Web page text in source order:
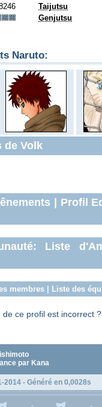
Taijutsu
Genjutsu
Naruto:
de Volk
Profil
Liste
membres| Liste des
de ce profil est incorrect
par Kana
2014 - Généré en 0,0028s